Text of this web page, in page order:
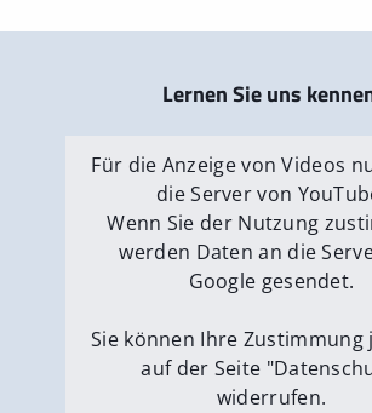
Lernen Sie uns
Für die Anzeige von Videos
die Server von
Wenn Sie der Nutzung
werden Daten an die
Google gesendet.
Sie können Ihre Zustimmung
auf der Seite
widerrufen.